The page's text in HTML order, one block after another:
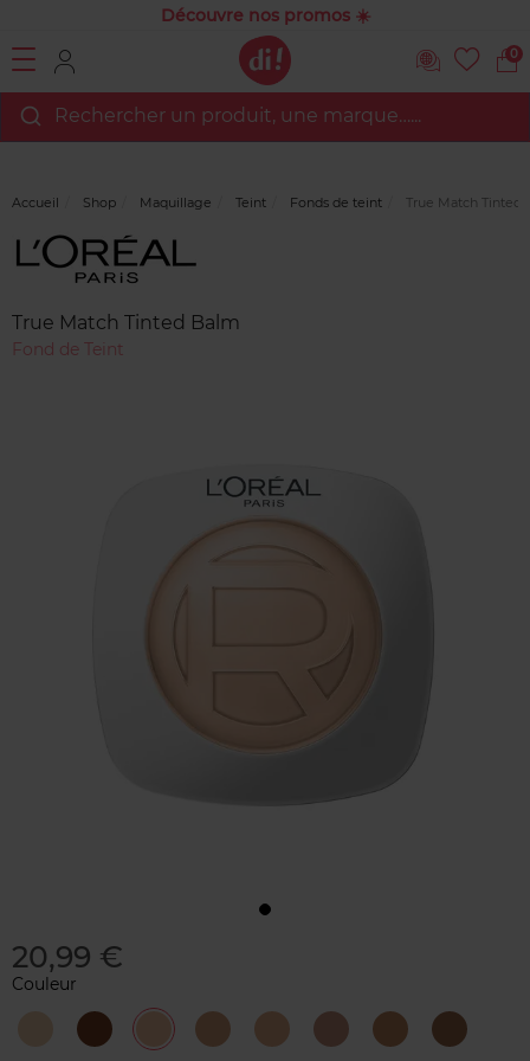
Découvre nos promos ☀️
0
Rechercher un produit, une marque…...
Accueil Shop Maquillage Teint Fonds de teint True Match Tinted
Marque
True Match Tinted Balm
Fond de Teint
20,99 €
Couleur
10
-
2.5
- - - - - -